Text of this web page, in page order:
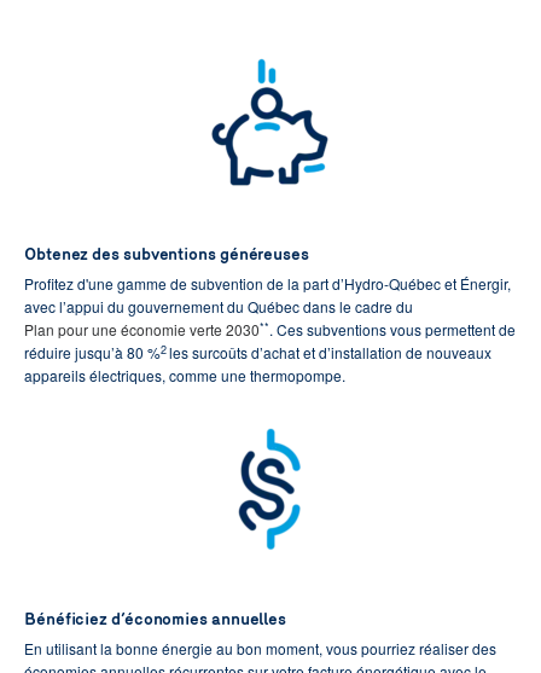
Obtenez des subventions généreuses
Profitez d'une gamme de subvention de la part d’Hydro-Québec et Énergir,
avec l’appui du gouvernement du Québec dans le cadre du
Plan pour une économie verte 2030**. Ces subventions vous permettent de
réduire jusqu’à 80 %2les surcoûts d’achat et d’installation de nouveaux
appareils électriques, comme une thermopompe.
Bénéficiez d’économies annuelles
En utilisant la bonne énergie au bon moment, vous pourriez réaliser des